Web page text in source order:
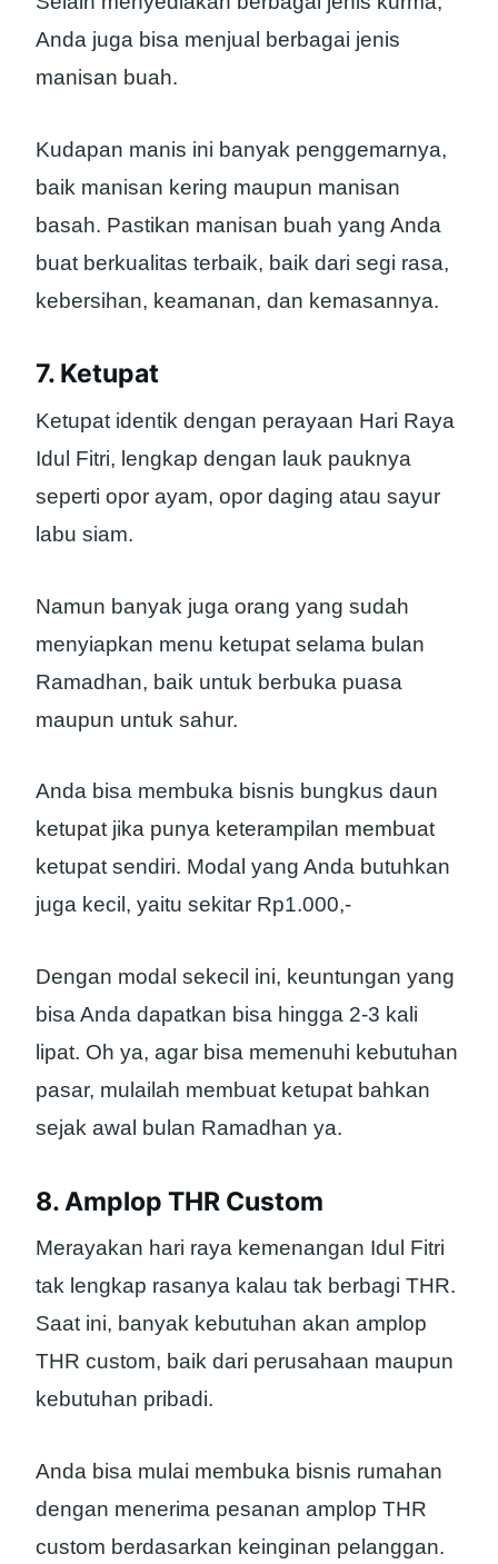
Anda juga bisa menjual berbagai jenis
manisan buah.
Kudapan manis ini banyak penggemarnya,
baik manisan kering maupun manisan
basah. Pastikan manisan buah yang Anda
buat berkualitas terbaik, baik dari segi rasa,
kebersihan, keamanan, dan kemasannya.
7. Ketupat
Ketupat identik dengan perayaan Hari Raya
Idul Fitri, lengkap dengan lauk pauknya
seperti opor ayam, opor daging atau sayur
labu siam.
Namun banyak juga orang yang sudah
menyiapkan menu ketupat selama bulan
Ramadhan, baik untuk berbuka puasa
maupun untuk sahur.
Anda bisa membuka bisnis bungkus daun
ketupat jika punya keterampilan membuat
ketupat sendiri. Modal yang Anda butuhkan
juga kecil, yaitu sekitar Rp1.000,-
Dengan modal sekecil ini, keuntungan yang
bisa Anda dapatkan bisa hingga 2-3 kali
lipat. Oh ya, agar bisa memenuhi kebutuhan
pasar, mulailah membuat ketupat bahkan
sejak awal bulan Ramadhan ya.
8. Amplop THR Custom
Merayakan hari raya kemenangan Idul Fitri
tak lengkap rasanya kalau tak berbagi THR.
Saat ini, banyak kebutuhan akan amplop
THR custom, baik dari perusahaan maupun
kebutuhan pribadi.
Anda bisa mulai membuka bisnis rumahan
dengan menerima pesanan amplop THR
custom berdasarkan keinginan pelanggan.